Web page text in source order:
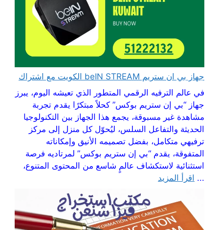
جهاز بي ان ستريم beIN STREAM الكويت مع اشتراك
في عالم الترفيه الرقمي المتطور الذي تعيشه اليوم، يبرز
جهاز “بي إن ستريم بوكس” كحلاً مبتكرًا يقدم تجربة
مشاهدة غير مسبوقة، يجمع هذا الجهاز بين التكنولوجيا
الحديثة والتفاعل السلس، ليُحوّل كل منزل إلى مركز
ترفيهي متكامل، بفضل تصميمه الأنيق وإمكاناته
المتفوقة، يقدم “بي إن ستريم بوكس” لمرتاديه فرصة
استثنائية لاستكشاف عالمٍ شاسع من المحتوى المتنوع،
... اقرأ المزيد